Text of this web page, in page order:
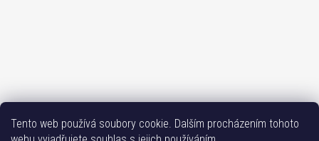
Tento web používá soubory cookie. Dalším procházením tohoto